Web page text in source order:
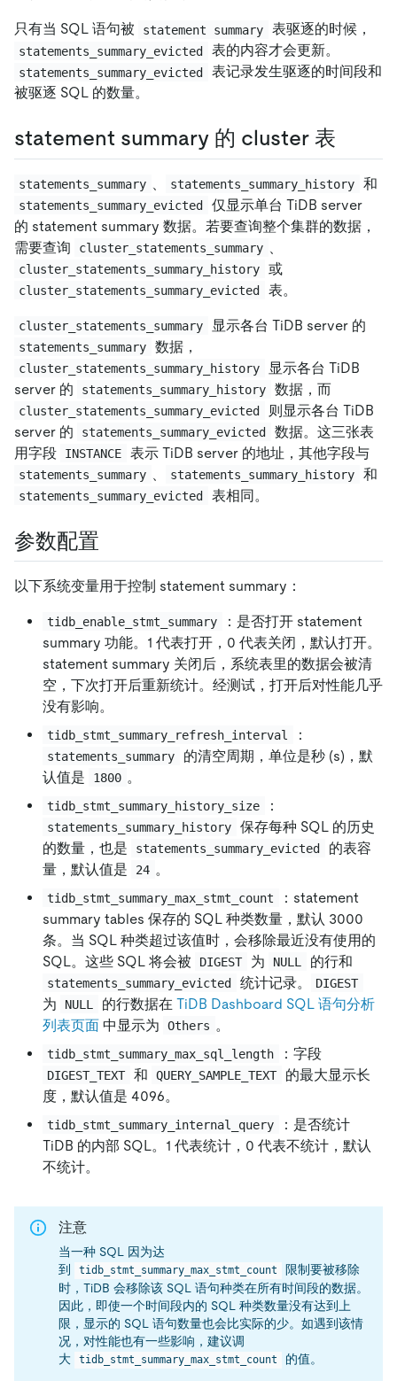
只有当 SQL 语句被 statement summary 表驱逐的时候，
statements_summary_evicted 表的内容才会更新。
statements_summary_evicted
表记录发生驱逐的时间段和
被驱逐 SQL 的数量。
statement summary 的 cluster 表
statements_summary statements_summary_history 和
statements_summary_evicted
仅显示单台 TiDB server
的 statement summary 数据。若要查询整个集群的数据，
需要查询
cluster_statements_summary
cluster_statements_summary_history 或
cluster_statements_summary_evicted 表。
cluster_statements_summary 显示各台 TiDB server 的
statements_summary 数据，
cluster_statements_summary_history
显示各台 TiDB
server 的
statements_summary_history 数据，而
cluster_statements_summary_evicted
则显示各台 TiDB
server 的
statements_summary_evicted
数据。这三张表
用字段
INSTANCE 表示 TiDB server 的地址，其他字段与
statements_summary statements_summary_history 和
statements_summary_evicted 表相同。
参数配置
以下系统变量用于控制 statement summary：
tidb_enable_stmt_summary
：是否打开 statement
summary 功能。1 代表打开，0 代表关闭，默认打开。
statement summary 关闭后，系统表里的数据会被清
空，下次打开后重新统计。经测试，打开后对性能几乎
没有影响。
tidb_stmt_summary_refresh_interval ：
statements_summary
的清空周期，单位是秒 (s)，默
认值是
1800 。
tidb_stmt_summary_history_size ：
statements_summary_history
保存每种 SQL 的历史
的数量，也是
statements_summary_evicted
的表容
量，默认值是
24 。
tidb_stmt_summary_max_stmt_count
：statement
summary tables 保存的 SQL 种类数量，默认 3000
条。当 SQL 种类超过该值时，会移除最近没有使用的
SQL。这些 SQL 将会被
DIGEST 为 NULL 的行和
statements_summary_evicted 统计记录。 DIGEST
为 NULL 的行数据在 TiDB Dashboard SQL 语句分析
列表页面 中显示为 Others 。
tidb_stmt_summary_max_sql_length ：字段
DIGEST_TEXT 和 QUERY_SAMPLE_TEXT
的最大显示长
度，默认值是 4096。
tidb_stmt_summary_internal_query
：是否统计
TiDB 的内部 SQL。1 代表统计，0 代表不统计，默认
不统计。
注意
当一种 SQL 因为达
到
tidb_stmt_summary_max_stmt_count
限制要被移除
时，TiDB 会移除该 SQL 语句种类在所有时间段的数据。
因此，即使一个时间段内的 SQL 种类数量没有达到上
限，显示的 SQL 语句数量也会比实际的少。如遇到该情
况，对性能也有一些影响，建议调
大
tidb_stmt_summary_max_stmt_count 的值。